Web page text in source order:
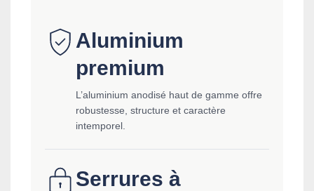
Aluminium
premium
L’aluminium anodisé haut de gamme offre
robustesse, structure et caractère
intemporel.
Serrures à